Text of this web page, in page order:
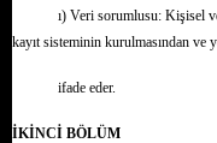
ı) Veri sorumlusu: Kişisel
kayıt sisteminin kurulmasından
ifade eder.
İKİNCİ BÖLÜM